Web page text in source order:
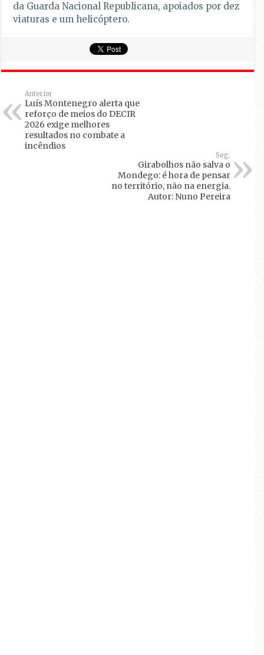
da Guarda Nacional Republicana, apoiados por dez
viaturas e um helicóptero.
Anterior
Luís Montenegro alerta que
reforço de meios do DECIR
2026 exige melhores
resultados no combate a
incêndios
Seg.
Girabolhos não salva o
Mondego: é hora de pensar
no território, não na energia.
Autor: Nuno Pereira